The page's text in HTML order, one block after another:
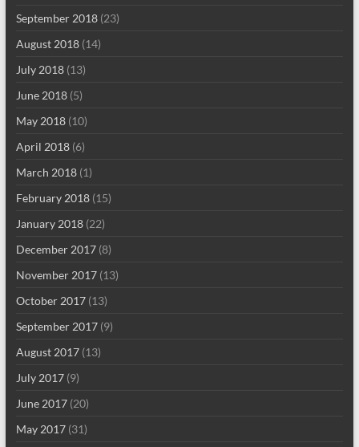
September 2018(23)
August 2018(14)
July 2018(13)
June 2018(5)
May 2018(10)
April 2018(6)
March 2018(1)
February 2018(15)
January 2018(22)
December 2017(8)
November 2017(13)
October 2017(13)
September 2017(9)
August 2017(13)
July 2017(9)
June 2017(20)
May 2017(31)